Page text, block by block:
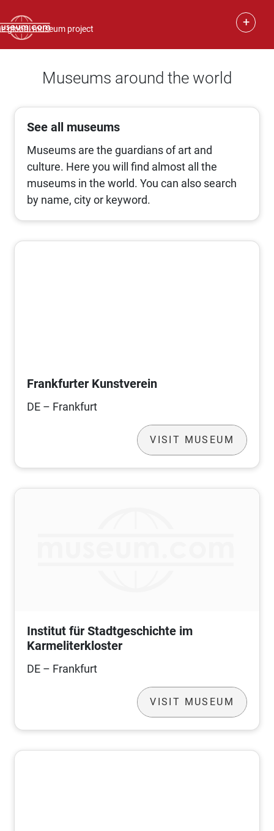
global museum project +
Museums around the world
See all museums
Museums are the guardians of art and
culture. Here you will find almost all the
museums in the world. You can also search
by name, city or keyword.
Frankfurter Kunstverein
DE – Frankfurt
VISIT MUSEUM
Institut für Stadtgeschichte im
Karmeliterkloster
DE – Frankfurt
VISIT MUSEUM